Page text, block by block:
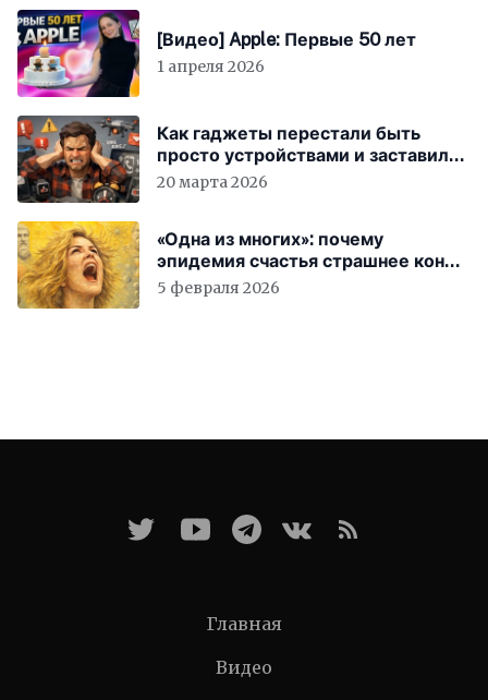
[Видео] Apple: Первые 50 лет
1 апреля 2026
Как гаджеты перестали быть
просто устройствами и заставили
вас бесплатно работать
20 марта 2026
«Одна из многих»: почему
эпидемия счастья страшнее конца
света
5 февраля 2026
Главная
Видео